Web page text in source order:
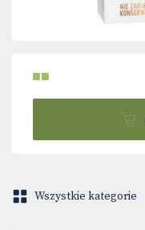
■■
Wszystkie kategorie